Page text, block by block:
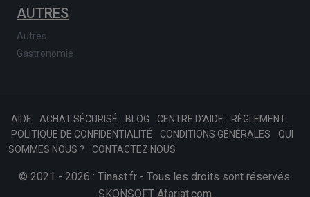
AUTRES
Autres
Gastronomie
AIDE ACHAT SÉCURISÉ BLOG CENTRE D'AIDE
RÈGLEMENT
POLITIQUE DE CONFIDENTIALITÉ
CONDITIONS GÉNÉRALES
QUI
SOMMES NOUS ?
CONTACTEZ NOUS
© 2021 - 2026 : Tinast.fr - Tous les droits sont réservés.
SKONSOFT Afariat.com